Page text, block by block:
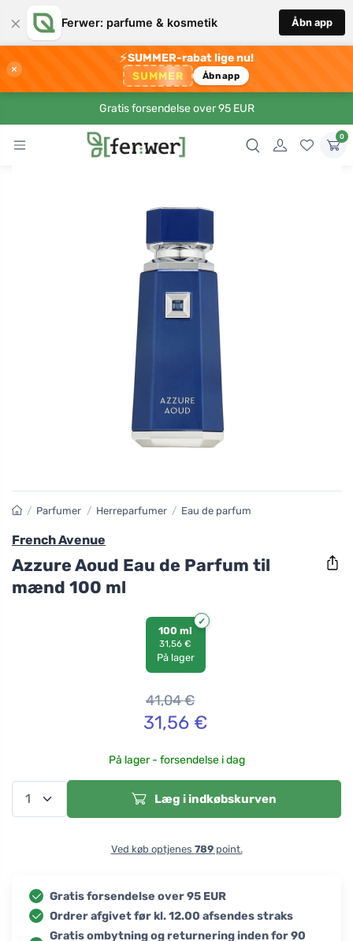
× Ferwer: parfume & kosmetik Åbn app
×
⚡SUMMER-rabat lige nu!
SUMMER Åbn app
Gratis forsendelse over 95 EUR
0
/ Parfumer / Herreparfumer / Eau de parfum
French Avenue
Azzure Aoud Eau de Parfum til
mænd 100 ml
100 ml
31,56 €
På lager
41,04€
31,56€
På lager - forsendelse i dag
Læg i indkøbskurven
Ved køb optjenes 789point.
Gratis forsendelse over 95 EUR
Ordrer afgivet før kl. 12.00 afsendes straks
Gratis ombytning og returnering inden for 90